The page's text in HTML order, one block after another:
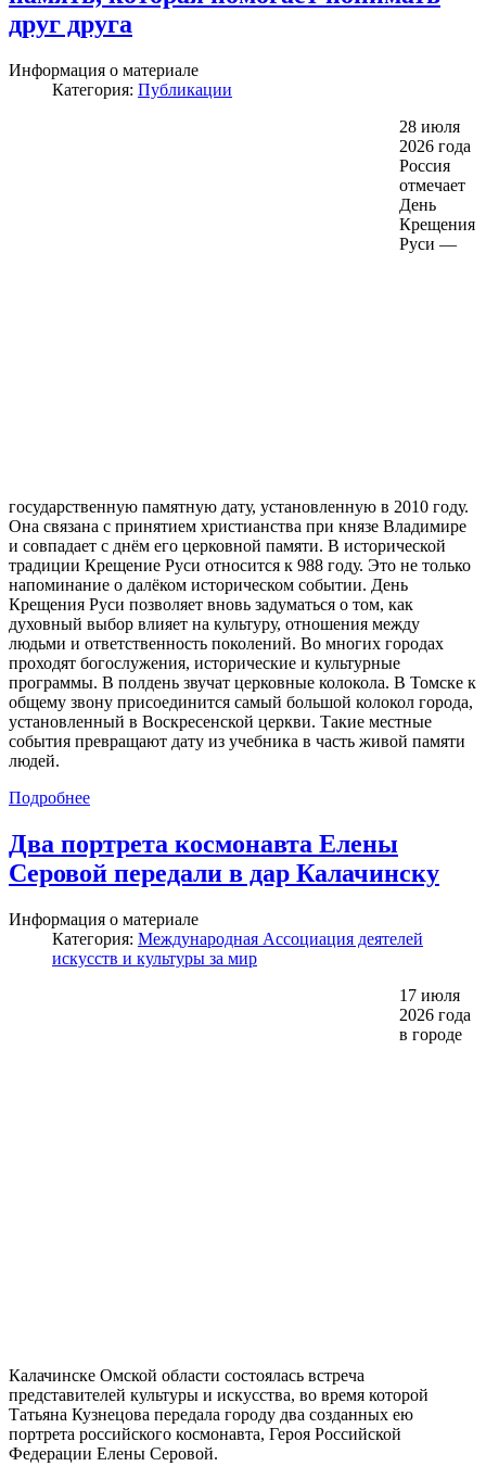
друг друга
Информация о материале
Категория: Публикации
28 июля
2026 года
Россия
отмечает
День
Крещения
Руси —
государственную памятную дату, установленную в 2010 году.
Она связана с принятием христианства при князе Владимире
и совпадает с днём его церковной памяти. В исторической
традиции Крещение Руси относится к 988 году. Это не только
напоминание о далёком историческом событии. День
Крещения Руси позволяет вновь задуматься о том, как
духовный выбор влияет на культуру, отношения между
людьми и ответственность поколений. Во многих городах
проходят богослужения, исторические и культурные
программы. В полдень звучат церковные колокола. В Томске к
общему звону присоединится самый большой колокол города,
установленный в Воскресенской церкви. Такие местные
события превращают дату из учебника в часть живой памяти
людей.
Подробнее
Два портрета космонавта Елены
Серовой передали в дар Калачинску
Информация о материале
Категория: Международная Ассоциация деятелей
искусств и культуры за мир
17 июля
2026 года
в городе
Калачинске Омской области состоялась встреча
представителей культуры и искусства, во время которой
Татьяна Кузнецова передала городу два созданных ею
портрета российского космонавта, Героя Российской
Федерации Елены Серовой.